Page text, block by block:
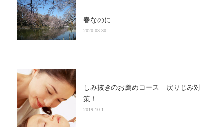
春なのに
2020.03.30
しみ抜きのお薦めコース 戻りじみ対
策！
2019.10.1